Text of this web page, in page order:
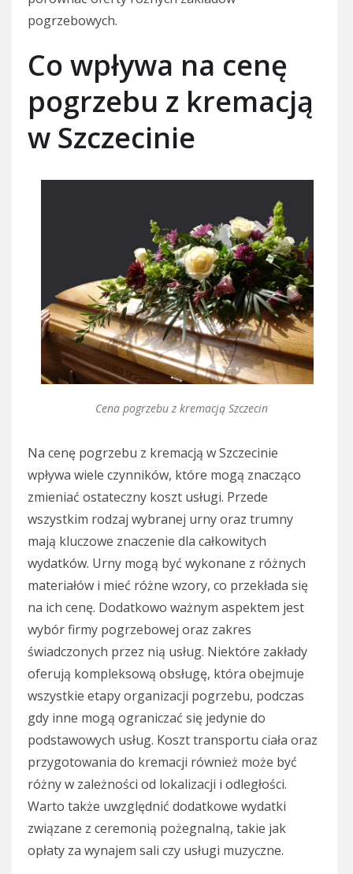
pogrzebowych.
Co wpływa na cenę
pogrzebu z kremacją
w Szczecinie
Cena pogrzebu z kremacją Szczecin
Na cenę pogrzebu z kremacją w Szczecinie
wpływa wiele czynników, które mogą znacząco
zmieniać ostateczny koszt usługi. Przede
wszystkim rodzaj wybranej urny oraz trumny
mają kluczowe znaczenie dla całkowitych
wydatków. Urny mogą być wykonane z różnych
materiałów i mieć różne wzory, co przekłada się
na ich cenę. Dodatkowo ważnym aspektem jest
wybór firmy pogrzebowej oraz zakres
świadczonych przez nią usług. Niektóre zakłady
oferują kompleksową obsługę, która obejmuje
wszystkie etapy organizacji pogrzebu, podczas
gdy inne mogą ograniczać się jedynie do
podstawowych usług. Koszt transportu ciała oraz
przygotowania do kremacji również może być
różny w zależności od lokalizacji i odległości.
Warto także uwzględnić dodatkowe wydatki
związane z ceremonią pożegnalną, takie jak
opłaty za wynajem sali czy usługi muzyczne.